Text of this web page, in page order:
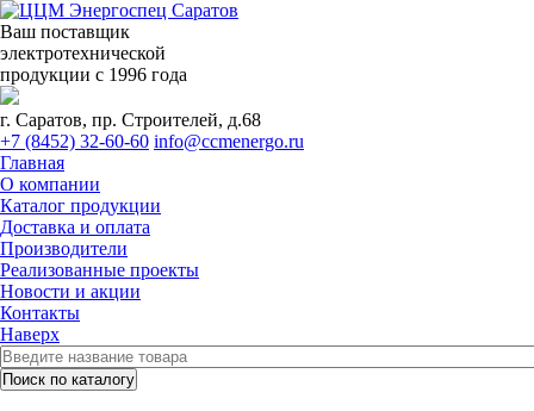
Ваш поставщик
электротехнической
продукции с 1996 года
г. Саратов, пр. Строителей, д.68
+7 (8452) 32-60-60 info@ccmenergo.ru
Главная
О компании
Каталог продукции
Доставка и оплата
Производители
Реализованные проекты
Новости и акции
Контакты
Наверх